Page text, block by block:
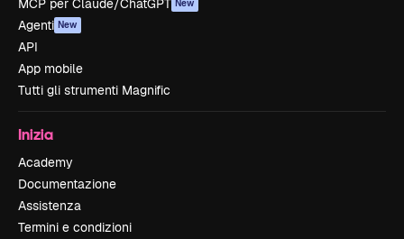
MCP per Claude/ChatGPT New
Agenti New
API
App mobile
Tutti gli strumenti Magnific
Inizia
Academy
Documentazione
Assistenza
Termini e condizioni